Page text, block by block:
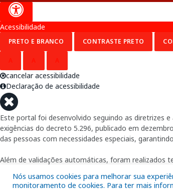
Nós usamos cookies para melhorar sua
monitoramento de cookies. Para ter mais
Acessibilidade
PRETO E BRANCO CONTRASTE PRETO
cancelar acessibilidade
Declaração de acessibilidade
Este portal foi desenvolvido seguindo as diretrizes
exigências do decreto 5.296, publicado em
das pessoas com necessidades especiais,
Além de validações automáticas, foram realizados